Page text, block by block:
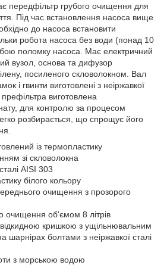
передфільтр грубого очищення для
Під час встановлення насоса вище
до насоса встановити
робота насоса без води (понад 10
поломку насоса. Має електричний
вузол, основа та дифузор
посиленого скловолокном. Вал
і гвинти виготовлені з неіржавкої
виготовлена
для контролю за процесом
розбирається, що спрощує його
із термопластику
зі скловолокна
AISI 303
білого кольору
очищення з прозорого
очищення об'ємом 8 літрів
відкидною кришкою з ущільнювальним
шарнірах болтами з неіржавкої сталі
з морською водою